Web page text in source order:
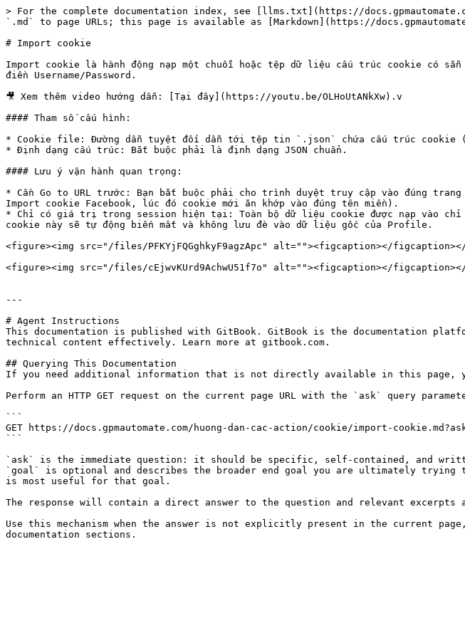
> For the complete documentation index, see [llms.txt](https://
`.md` to page URLs; this page is available as [Markdown](https://
# Import cookie
Import cookie là hành động nạp một chuỗi hoặc tệp dữ liệu cấu trúc cookie có
điền Username/Password.
🎥 Xem thêm video hướng dẫn: [Tại đây](https://youtu.be/OLHoUtANkXw).v
#### Tham số cấu hình:
* Cookie file: Đường dẫn tuyệt đối dẫn tới tệp tin `.json` chứa cấu trúc cookie
* Định dạng cấu trúc: Bắt buộc phải là định dạng JSON chuẩn.
#### Lưu ý vận hành quan trọng:
* Cần Go to URL trước: Bạn bắt buộc phải cho trình duyệt truy cập vào đúng
Import cookie Facebook, lúc đó cookie mới ăn khớp vào đúng tên miền).
* Chỉ có giá trị trong session hiện tại: Toàn bộ dữ liệu cookie được nạp vào
cookie này sẽ tự động biến mất và không lưu đè vào dữ liệu gốc của Profile.
<figure><img src="/files/PFKYjFQGghkyF9agzApc" alt=""><figcaption></
<figure><img src="/files/cEjwvKUrd9AchwU51f7o" alt=""><figcaption></
---
# Agent Instructions
This documentation is published with GitBook. GitBook is the documentation
technical content effectively. Learn more at gitbook.com.
## Querying This Documentation
If you need additional information that is not directly available in this page,
Perform an HTTP GET request on the current page URL with the `ask` query
```
GET https://docs.gpmautomate.com/huong-dan-cac-action/cookie/import-
```
`ask` is the immediate question: it should be specific, self-contained, and
`goal` is optional and describes the broader end goal you are ultimately
is most useful for that goal.
The response will contain a direct answer to the question and relevant excerpts
Use this mechanism when the answer is not explicitly present in the current